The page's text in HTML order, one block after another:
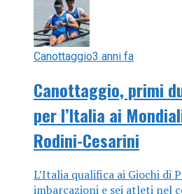
Canottaggio3 anni fa
Canottaggio, primi
per l’Italia ai
Rodini-Cesarini
L’Italia qualifica ai Giochi di
imbarcazioni e sei atleti nel